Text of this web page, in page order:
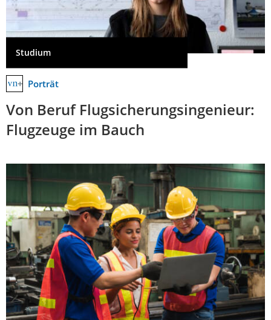
Studium
Porträt
Von Beruf Flugsicherungsingenieur:
Flugzeuge im Bauch